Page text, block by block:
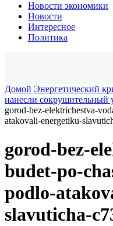
Новости экономики
Новости
Интересное
Политика
Домой Энергетический
нанесли сокрушительный
gorod-bez-elektrichestva-
atakovali-energetiku-
gorod-bez-
budet-po-
podlo-
slavuticha-